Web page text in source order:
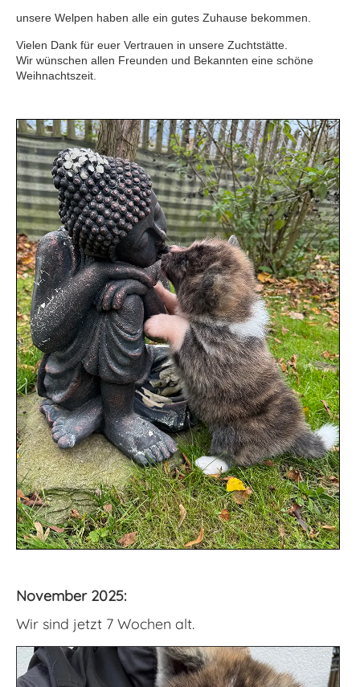
unsere Welpen haben alle ein gutes Zuhause bekommen.
Vielen Dank für euer Vertrauen in unsere Zuchtstätte.
Wir wünschen allen Freunden und Bekannten eine schöne
Weihnachtszeit.
November 2025:
Wir sind jetzt 7 Wochen alt.